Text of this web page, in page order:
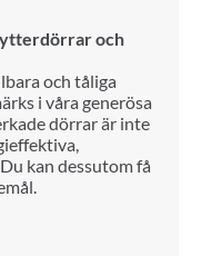
ytterdörrar och
och tåliga
i våra generösa
dörrar är inte
kan dessutom få